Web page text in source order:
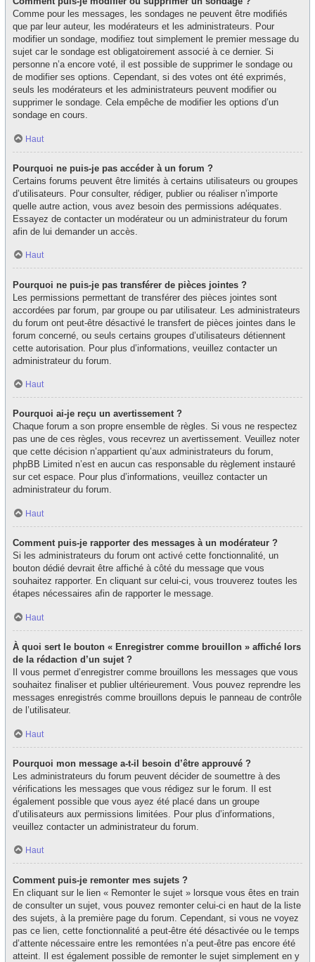
Comme pour les messages, les sondages ne peuvent être modifiés
que par leur auteur, les modérateurs et les administrateurs. Pour
modifier un sondage, modifiez tout simplement le premier message du
sujet car le sondage est obligatoirement associé à ce dernier. Si
personne n’a encore voté, il est possible de supprimer le sondage ou
de modifier ses options. Cependant, si des votes ont été exprimés,
seuls les modérateurs et les administrateurs peuvent modifier ou
supprimer le sondage. Cela empêche de modifier les options d’un
sondage en cours.
Haut
Pourquoi ne puis-je pas accéder à un forum ?
Certains forums peuvent être limités à certains utilisateurs ou groupes
d’utilisateurs. Pour consulter, rédiger, publier ou réaliser n’importe
quelle autre action, vous avez besoin des permissions adéquates.
Essayez de contacter un modérateur ou un administrateur du forum
afin de lui demander un accès.
Haut
Pourquoi ne puis-je pas transférer de pièces jointes ?
Les permissions permettant de transférer des pièces jointes sont
accordées par forum, par groupe ou par utilisateur. Les administrateurs
du forum ont peut-être désactivé le transfert de pièces jointes dans le
forum concerné, ou seuls certains groupes d’utilisateurs détiennent
cette autorisation. Pour plus d’informations, veuillez contacter un
administrateur du forum.
Haut
Pourquoi ai-je reçu un avertissement ?
Chaque forum a son propre ensemble de règles. Si vous ne respectez
pas une de ces règles, vous recevrez un avertissement. Veuillez noter
que cette décision n’appartient qu’aux administrateurs du forum,
phpBB Limited n’est en aucun cas responsable du règlement instauré
sur cet espace. Pour plus d’informations, veuillez contacter un
administrateur du forum.
Haut
Comment puis-je rapporter des messages à un modérateur ?
Si les administrateurs du forum ont activé cette fonctionnalité, un
bouton dédié devrait être affiché à côté du message que vous
souhaitez rapporter. En cliquant sur celui-ci, vous trouverez toutes les
étapes nécessaires afin de rapporter le message.
Haut
À quoi sert le bouton « Enregistrer comme brouillon » affiché lors
de la rédaction d’un sujet ?
Il vous permet d’enregistrer comme brouillons les messages que vous
souhaitez finaliser et publier ultérieurement. Vous pouvez reprendre les
messages enregistrés comme brouillons depuis le panneau de contrôle
de l’utilisateur.
Haut
Pourquoi mon message a-t-il besoin d’être approuvé ?
Les administrateurs du forum peuvent décider de soumettre à des
vérifications les messages que vous rédigez sur le forum. Il est
également possible que vous ayez été placé dans un groupe
d’utilisateurs aux permissions limitées. Pour plus d’informations,
veuillez contacter un administrateur du forum.
Haut
Comment puis-je remonter mes sujets ?
En cliquant sur le lien « Remonter le sujet » lorsque vous êtes en train
de consulter un sujet, vous pouvez remonter celui-ci en haut de la liste
des sujets, à la première page du forum. Cependant, si vous ne voyez
pas ce lien, cette fonctionnalité a peut-être été désactivée ou le temps
d’attente nécessaire entre les remontées n’a peut-être pas encore été
atteint. Il est également possible de remonter le sujet simplement en y